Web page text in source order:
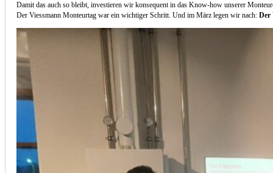
Damit das auch so bleibt, investieren wir konsequent in das Know-how unserer
Der Viessmann Monteurtag war ein wichtiger Schritt. Und im März legen wir nach:Der